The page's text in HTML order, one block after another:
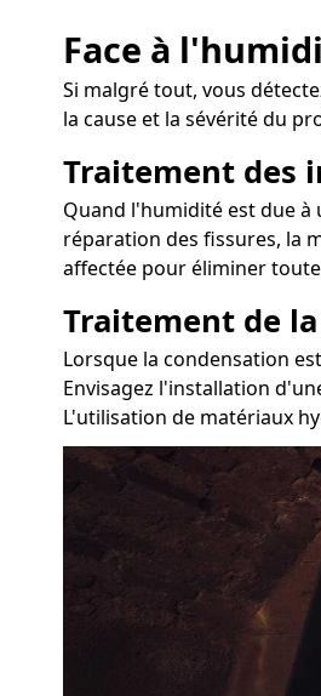
Face à
Si malgré tout, vous
la cause et la sévérité du
Traitement des
Quand l'humidité est due à
réparation des fissures, la
affectée pour éliminer
Traitement de
Lorsque la condensation
Envisagez l'installation
L'utilisation de matériaux